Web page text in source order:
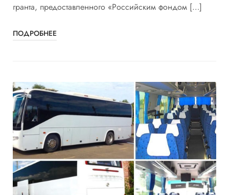
гранта, предоставленного «Российским фондом […]
ПОДРОБНЕЕ